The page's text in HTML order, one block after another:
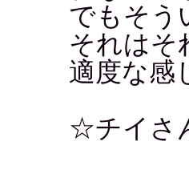
でもそう
それはそ
適度な感
☆チイさ